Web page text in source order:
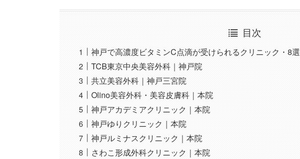
目次
神戸で高濃度ビタミンC点滴が受けられるクリニック・8選
TCB東京中央美容外科｜神戸院
共立美容外科｜神戸三宮院
Olino美容外科・美容皮膚科｜本院
神戸アカデミアクリニック｜本院
神戸ゆりクリニック｜本院
神戸ルミナスクリニック｜本院
さわこ形成外科クリニック｜本院